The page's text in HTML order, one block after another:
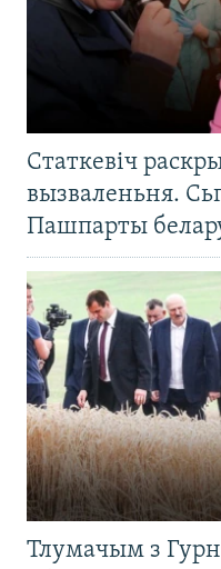
Статкевіч
вызваленьня.
Пашпарты
Тлумачым з